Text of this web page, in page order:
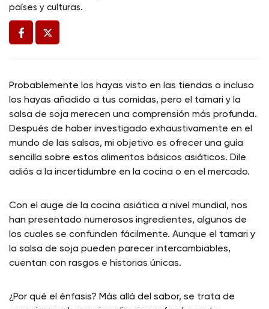
países y culturas.
Probablemente los hayas visto en las tiendas o incluso
los hayas añadido a tus comidas, pero el tamari y la
salsa de soja merecen una comprensión más profunda.
Después de haber investigado exhaustivamente en el
mundo de las salsas, mi objetivo es ofrecer una guía
sencilla sobre estos alimentos básicos asiáticos. Dile
adiós a la incertidumbre en la cocina o en el mercado.
Con el auge de la cocina asiática a nivel mundial, nos
han presentado numerosos ingredientes, algunos de
los cuales se confunden fácilmente. Aunque el tamari y
la salsa de soja pueden parecer intercambiables,
cuentan con rasgos e historias únicas.
¿Por qué el énfasis? Más allá del sabor, se trata de